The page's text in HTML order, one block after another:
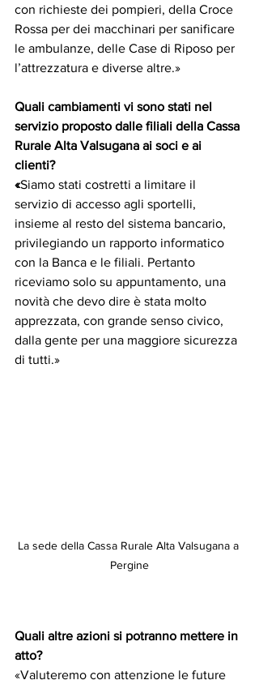
con richieste dei pompieri, della Croce
Rossa per dei macchinari per sanificare
le ambulanze, delle Case di Riposo per
l’attrezzatura e diverse altre.»
Quali cambiamenti vi sono stati nel
servizio proposto dalle filiali della Cassa
Rurale Alta Valsugana ai soci e ai
clienti?
«Siamo stati costretti a limitare il
servizio di accesso agli sportelli,
insieme al resto del sistema bancario,
privilegiando un rapporto informatico
con la Banca e le filiali. Pertanto
riceviamo solo su appuntamento, una
novità che devo dire è stata molto
apprezzata, con grande senso civico,
dalla gente per una maggiore sicurezza
di tutti.»
La sede della Cassa Rurale Alta Valsugana a
Pergine
Quali altre azioni si potranno mettere in
atto?
«Valuteremo con attenzione le future